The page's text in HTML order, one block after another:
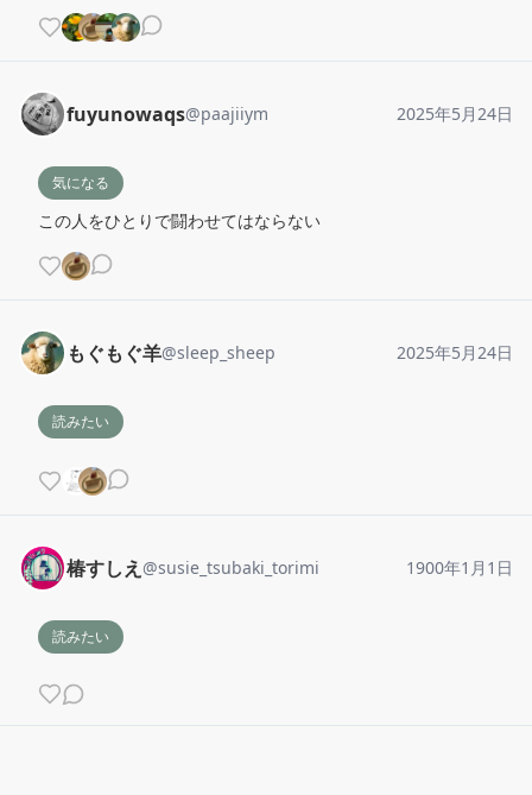
fuyunowaqs@paajiiym 2025年5月24日
気になる
この人をひとりで闘わせてはならない
もぐもぐ羊@sleep_sheep 2025年5月24日
読みたい
椿すしえ @susie_tsubaki_torimi 1900年1月1日
読みたい